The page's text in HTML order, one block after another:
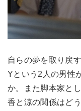
自らの夢を取り戻
Yという2人の男性
か。また脚本家と
香と涼の関係はど